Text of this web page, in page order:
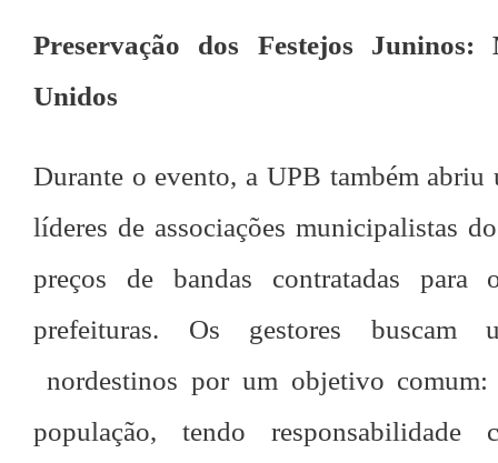
Preservação dos Festejos
Unidos
Durante o evento, a UPB também
líderes de associações municipalistas
preços de bandas contratadas para
prefeituras. Os gestores buscam
nordestinos por um objetivo
população, tendo